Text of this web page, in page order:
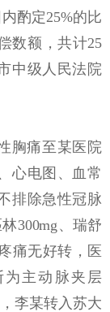
酌定25%的比
数额，共计25
中级人民法院
胸痛至某医院
心电图、血常
排除急性冠脉
300mg、瑞舒
痛无好转，医
为主动脉夹层
李某转入苏大